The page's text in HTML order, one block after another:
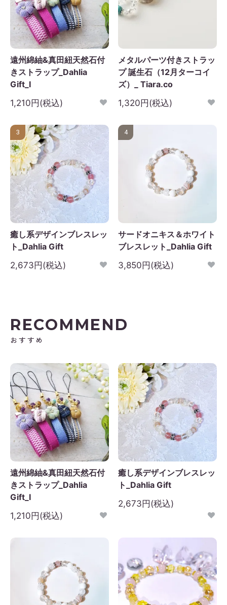
遠州綿紬&真田紐天然石付
きストラップ_Dahlia
Gift_I
1,210円(税込)
メタルパーツ付きストラッ
プ 誕生石（12月ターコイ
ズ）_ Tiara.co
1,320円(税込)
3
癒し系デザインブレスレッ
ト_Dahlia Gift
2,673円(税込)
4
サードオニキス＆ホワイト
ブレスレット_Dahlia Gift
3,850円(税込)
RECOMMEND
おすすめ
遠州綿紬&真田紐天然石付
きストラップ_Dahlia
Gift_I
1,210円(税込)
癒し系デザインブレスレッ
ト_Dahlia Gift
2,673円(税込)